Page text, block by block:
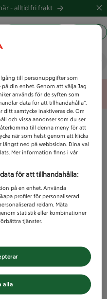
-alltid fri frakt
error
till personuppgifter som
din enhet. Genom att välja Jag
används för de syften som
data för att tillhandahålla”.
ditt samtycke inaktiveras de. Om
och vissa annonser som du ser
till denna meny för att
när som helst genom att klicka
ned på webbsidan. Dina val
Mer information finns i vår
för att tillhandahålla:
på en enhet. Använda
profiler för personaliserad
reklam. Mäta
statistik eller kombinationer
tjänster.
alla